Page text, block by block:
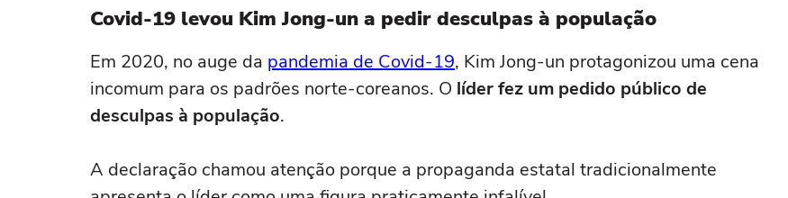
Covid-19 levou Kim Jong-un a pedir desculpas à população
Em 2020, no auge da pandemia de Covid-19, Kim Jong-un protagonizou uma cena
incomum para os padrões norte-coreanos. O líder fez um pedido público de
desculpas à população.
A declaração chamou atenção porque a propaganda estatal tradicionalmente